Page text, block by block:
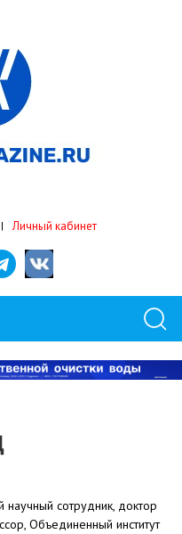
Личный кабинет
сотрудник, доктор
Объединенный институт